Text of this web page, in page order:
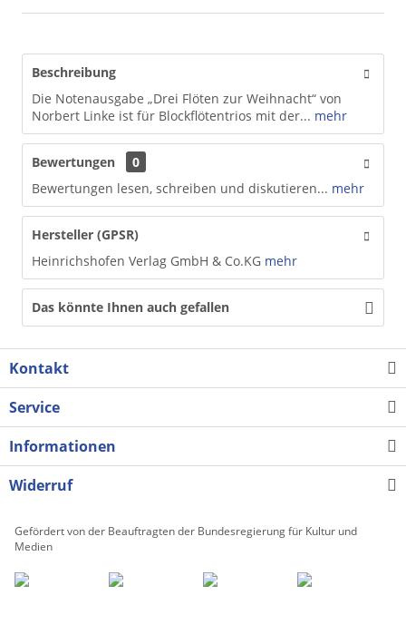
Beschreibung
Die Notenausgabe „Drei Flöten zur Weihnacht“ von
Norbert Linke ist für Blockflötentrios mit der... mehr
Bewertungen
0
Bewertungen lesen, schreiben und diskutieren... mehr
Hersteller (GPSR)
Heinrichshofen Verlag GmbH & Co.KG mehr
Das könnte Ihnen auch gefallen
Kontakt
Service
Informationen
Widerruf
Gefördert von der Beauftragten der Bundesregierung für Kultur und
Medien